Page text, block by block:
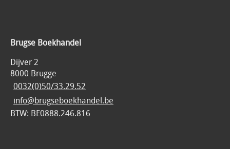
Brugse Boekhandel
Dijver 2
8000 Brugge
0032(0)50/33.29.52
info@brugseboekhandel.be
BTW: BE0888.246.816